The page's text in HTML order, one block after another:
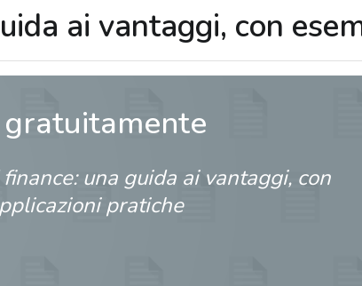
ai vantaggi, con
gratuitamente
una guida ai vantaggi, con
pratiche